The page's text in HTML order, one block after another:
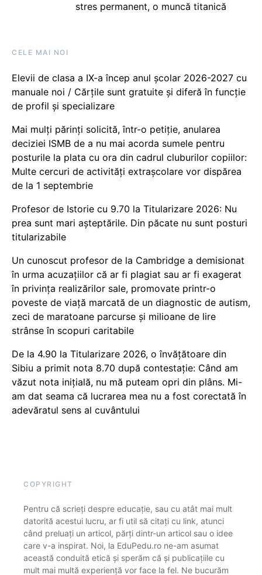
stres permanent, o muncă titanică
CELE MAI NOI
Elevii de clasa a IX-a încep anul școlar 2026-2027 cu
manuale noi / Cărțile sunt gratuite și diferă în funcție
de profil și specializare
Mai mulți părinți solicită, într-o petiție, anularea
deciziei ISMB de a nu mai acorda sumele pentru
posturile la plata cu ora din cadrul cluburilor copiilor:
Multe cercuri de activități extrașcolare vor dispărea
de la 1 septembrie
Profesor de Istorie cu 9.70 la Titularizare 2026: Nu
prea sunt mari așteptările. Din păcate nu sunt posturi
titularizabile
Un cunoscut profesor de la Cambridge a demisionat
în urma acuzațiilor că ar fi plagiat sau ar fi exagerat
în privința realizărilor sale, promovate printr-o
poveste de viață marcată de un diagnostic de autism,
zeci de maratoane parcurse și milioane de lire
strânse în scopuri caritabile
De la 4.90 la Titularizare 2026, o învățătoare din
Sibiu a primit nota 8.70 după contestație: Când am
văzut nota inițială, nu mă puteam opri din plâns. Mi-
am dat seama că lucrarea mea nu a fost corectată în
adevăratul sens al cuvântului
COPYRIGHT
Pentru că scrieți despre educație, sau cu atât mai mult
datorită acestui lucru, ar fi util să citați cu link, atunci
când preluați un articol, părți dintr-un articol sau o idee
care v-a inspirat. Noi, la EduPedu.ro ne-am asumat
această conduită etică și sperăm că și publicațiile cu
mult mai multă experiență vor face la fel. Ne bucurăm